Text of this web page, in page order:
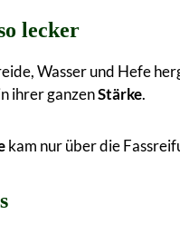
lecker
Wasser und Hefe
ihrer ganzenStärke.
kam nur über die